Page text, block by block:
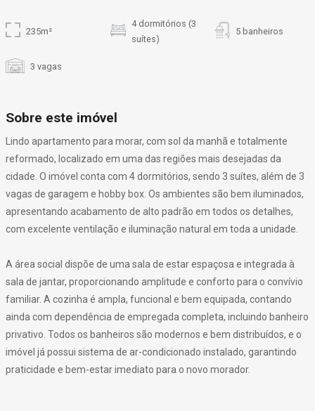
235m²
4 dormitórios (3
suítes)
5 banheiros
3 vagas
Sobre este imóvel
Lindo apartamento para morar, com sol da manhã e totalmente
reformado, localizado em uma das regiões mais desejadas da
cidade. O imóvel conta com 4 dormitórios, sendo 3 suítes, além de 3
vagas de garagem e hobby box. Os ambientes são bem iluminados,
apresentando acabamento de alto padrão em todos os detalhes,
com excelente ventilação e iluminação natural em toda a unidade.
A área social dispõe de uma sala de estar espaçosa e integrada à
sala de jantar, proporcionando amplitude e conforto para o convívio
familiar. A cozinha é ampla, funcional e bem equipada, contando
ainda com dependência de empregada completa, incluindo banheiro
privativo. Todos os banheiros são modernos e bem distribuídos, e o
imóvel já possui sistema de ar-condicionado instalado, garantindo
praticidade e bem-estar imediato para o novo morador.